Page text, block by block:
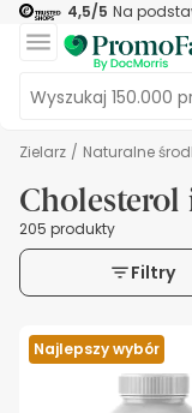
4,5/5 Na
Zielarz / Naturalne
205 produkty
Filtry
Najlepszy wybór